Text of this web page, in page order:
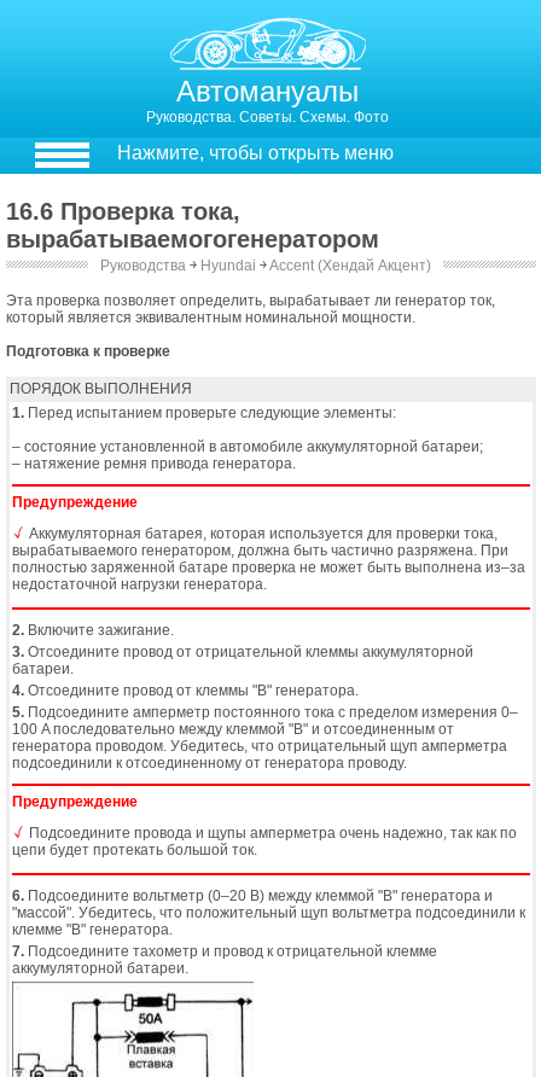
Автомануалы
Руководства. Советы. Схемы. Фото
Нажмите, чтобы открыть меню
16.6 Проверка тока,
вырабатываемогогенератором
Руководства ￫ Hyundai ￫Accent (Хендай Акцент)
Эта проверка позволяет определить, вырабатывает ли генератор ток,
который является эквивалентным номинальной мощности.
Подготовка к проверке
ПОРЯДОК ВЫПОЛНЕНИЯ
1. Перед испытанием проверьте следующие элементы:
– состояние установленной в автомобиле аккумуляторной батареи;
– натяжение ремня привода генератора.
Предупреждение
Аккумуляторная батарея, которая используется для проверки тока,
вырабатываемого генератором, должна быть частично разряжена. При
полностью заряженной батаре проверка не может быть выполнена из–за
недостаточной нагрузки генератора.
2. Включите зажигание.
3. Отсоедините провод от отрицательной клеммы аккумуляторной
батареи.
4. Отсоедините провод от клеммы "B" генератора.
5. Подсоедините амперметр постоянного тока с пределом измерения 0–
100 A последовательно между клеммой "B" и отсоединенным от
генератора проводом. Убедитесь, что отрицательный щуп амперметра
подсоединили к отсоединенному от генератора проводу.
Предупреждение
Подсоедините провода и щупы амперметра очень надежно, так как по
цепи будет протекать большой ток.
6. Подсоедините вольтметр (0–20 В) между клеммой "B" генератора и
"массой". Убедитесь, что положительный щуп вольтметра подсоединили к
клемме "B" генератора.
7. Подсоедините тахометр и провод к отрицательной клемме
аккумуляторной батареи.